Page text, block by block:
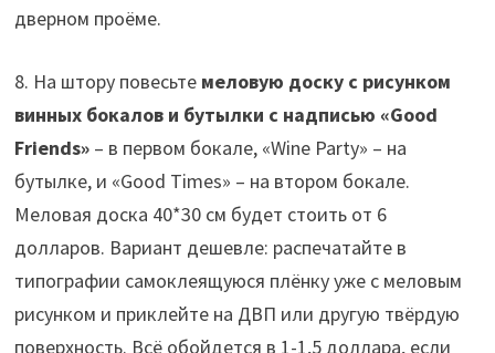
дверном проёме.
8. На штору повесьте меловую доску с рисунком
винных бокалов и бутылки с надписью «Good
Friends»– в первом бокале, «Wine Party» – на
бутылке, и «Good Times» – на втором бокале.
Меловая доска 40*30 см будет стоить от 6
долларов. Вариант дешевле: распечатайте в
типографии самоклеящуюся плёнку уже с меловым
рисунком и приклейте на ДВП или другую твёрдую
поверхность. Всё обойдется в 1-1,5 доллара, если